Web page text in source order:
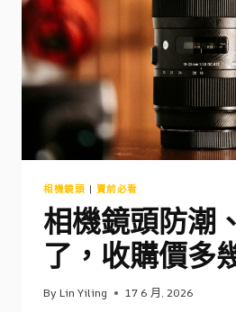
完
整
南
相機鏡頭 | 賣前必看
相機鏡頭防潮
了，收購價多
By Lin Yiling 17 6 月, 2026